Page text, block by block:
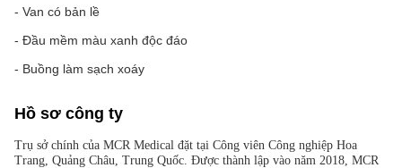
- Van có bản lề
- Đầu mềm màu xanh độc đáo
- Buồng làm sạch xoáy
Hồ sơ công ty
Trụ sở chính của MCR Medical đặt tại Công viên Công nghiệp Hoa
Trang, Quảng Châu, Trung Quốc. Được thành lập vào năm 2018, MCR